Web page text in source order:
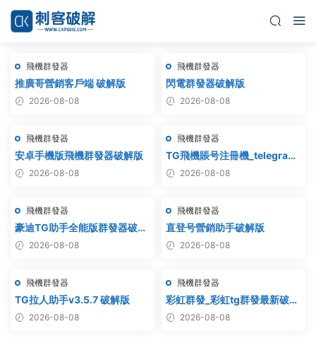
飛機群發器
推廣哥營銷客戶端 破解版
2026-08-08
飛機群發器
閃電群發器破解版
2026-08-08
飛機群發器
安卓手機版飛機群發器破解版
2026-08-08
飛機群發器
TG飛機賬号注冊機_telegram
注冊機_電報飛機号注冊機破解
2026-08-08
飛機群發器
豪迪TG助手全能版群發器破解
版 2026-08-08
飛機群發器
直登号營銷助手破解版
2026-08-08
飛機群發器
TG拉人助手v3.5.7 破解版
2026-08-08
飛機群發器
彩虹群發_彩虹tg群發最新破解
版 2026-08-08